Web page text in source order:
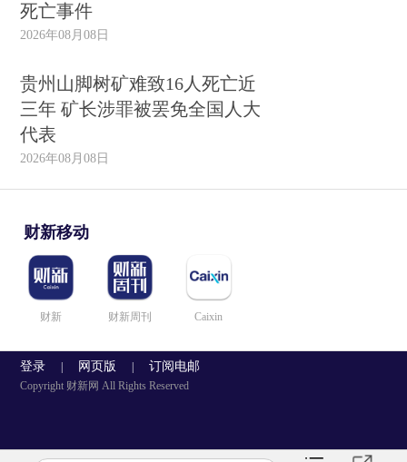
死亡事件
2026年08月08日
贵州山脚树矿难致16人死亡近
三年 矿长涉罪被罢免全国人大
代表
2026年08月08日
财新移动
财新 财新周刊 Caixin
登录 | 网页版 | 订阅电邮
Copyright 财新网 All Rights Reserved